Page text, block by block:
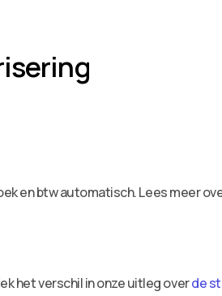
en btw automatisch. Lees meer
het verschil in onze uitleg overde